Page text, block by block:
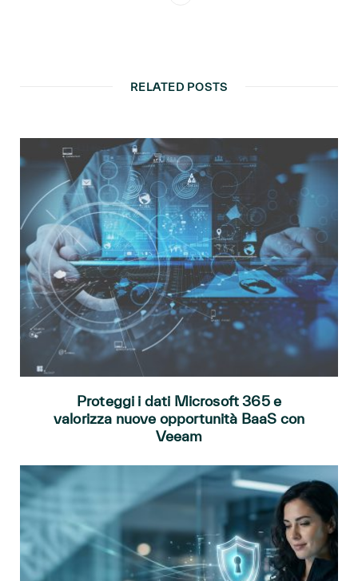
RELATED POSTS
Proteggi i dati Microsoft 365 e
valorizza nuove opportunità BaaS con
Veeam